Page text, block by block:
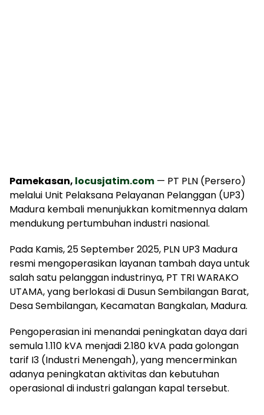
Pamekasan, locusjatim.com — PT PLN (Persero)
melalui Unit Pelaksana Pelayanan Pelanggan (UP3)
Madura kembali menunjukkan komitmennya dalam
mendukung pertumbuhan industri nasional.
Pada Kamis, 25 September 2025, PLN UP3 Madura
resmi mengoperasikan layanan tambah daya untuk
salah satu pelanggan industrinya, PT TRI WARAKO
UTAMA, yang berlokasi di Dusun Sembilangan Barat,
Desa Sembilangan, Kecamatan Bangkalan, Madura.
Pengoperasian ini menandai peningkatan daya dari
semula 1.110 kVA menjadi 2.180 kVA pada golongan
tarif I3 (Industri Menengah), yang mencerminkan
adanya peningkatan aktivitas dan kebutuhan
operasional di industri galangan kapal tersebut.